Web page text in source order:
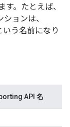
。たとえば、
ションは、
いう名前になり
API 名